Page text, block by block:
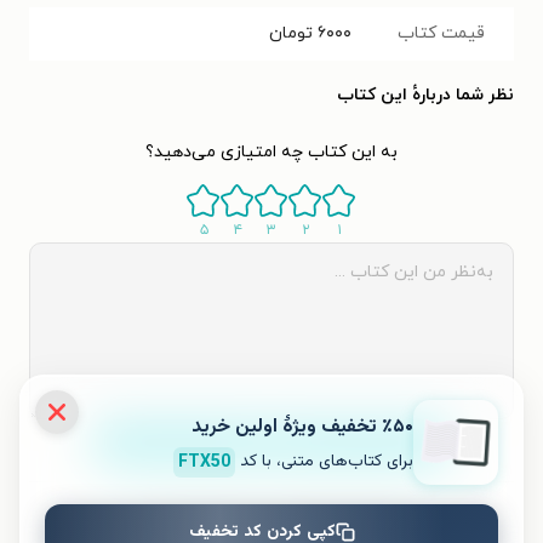
قیمت کتاب ۶۰۰۰ تومان
نظر شما دربارهٔ این کتاب
به این کتاب چه امتیازی می‌دهید؟
۱ ۲ ۳ ۴ ۵
ثبت نظر
نظری برای کتاب ثبت نشده است.
٪۵۰ تخفیف ویژۀ اولین خرید
برای کتاب‌های متنی، با کد FTX50
کپی کردن کد تخفیف